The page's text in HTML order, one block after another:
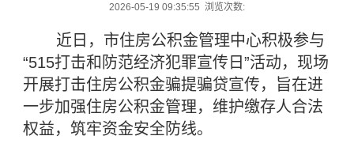
2026-05-19 09:35:55 浏览次数:
近日，市住房公积金管理中心积极参与
“515打击和防范经济犯罪宣传日”活动，现场
开展打击住房公积金骗提骗贷宣传，旨在进
一步加强住房公积金管理，维护缴存人合法
权益，筑牢资金安全防线。